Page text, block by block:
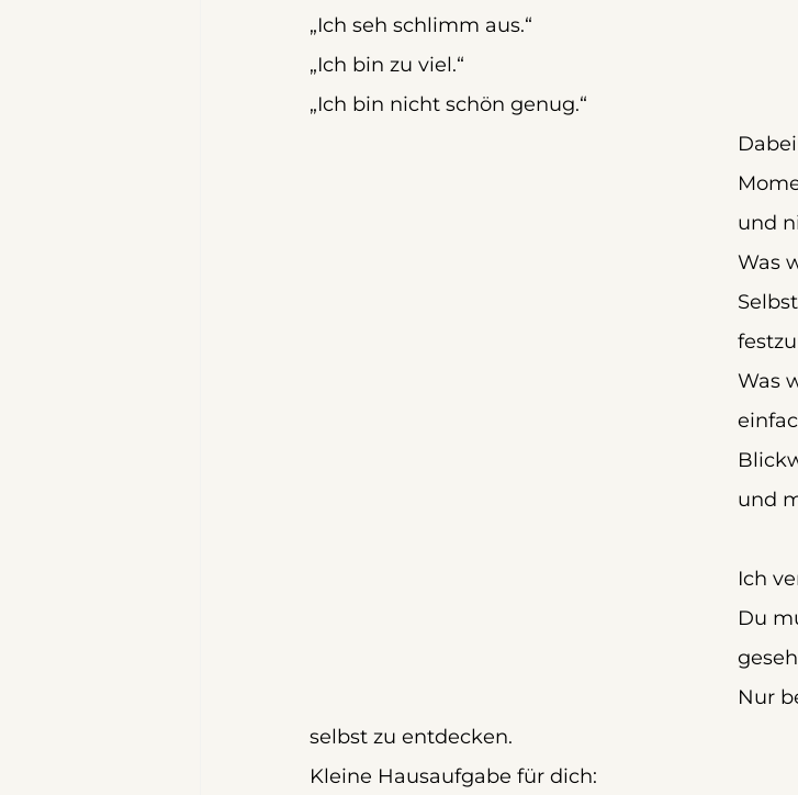
„Ich seh schlimm aus.“
„Ich bin zu viel.“
„Ich bin nicht schön genug.“
und
Was
Was
und
Ich
Du
Nur
selbst zu entdecken.
Kleine Hausaufgabe für dich: